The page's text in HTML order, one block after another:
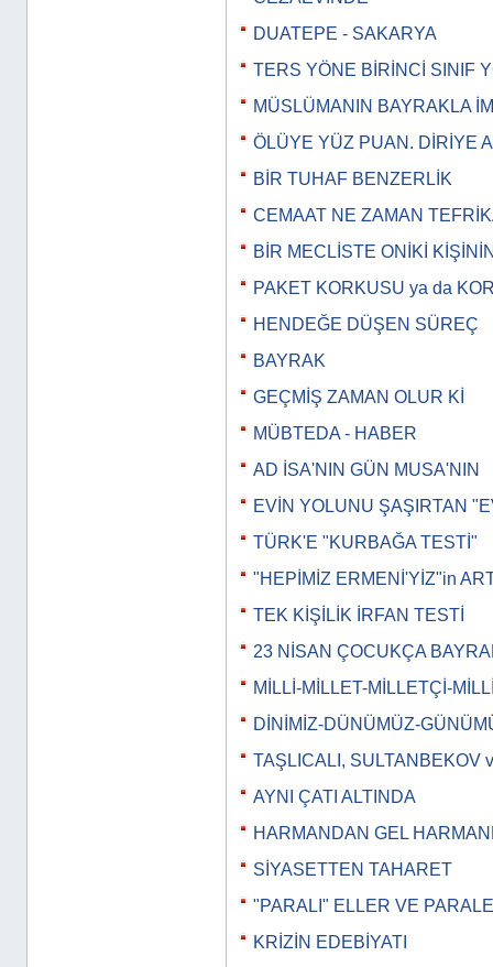
DUATEPE - SAKARYA
TERS YÖNE BİRİNCİ SINIF
MÜSLÜMANIN BAYRAKLA
ÖLÜYE YÜZ PUAN. DİRİYE
BİR TUHAF BENZERLİK
CEMAAT NE ZAMAN
BİR MECLİSTE ONİKİ
PAKET KORKUSU ya da
HENDEĞE DÜŞEN SÜREÇ
BAYRAK
GEÇMİŞ ZAMAN OLUR Kİ
MÜBTEDA - HABER
AD İSA'NIN GÜN MUSA'NIN
EVİN YOLUNU ŞAŞIRTAN
TÜRK'E "KURBAĞA TESTİ"
"HEPİMİZ ERMENİ'YİZ"in
TEK KİŞİLİK İRFAN TESTİ
23 NİSAN ÇOCUKÇA
MİLLİ-MİLLET-MİLLETÇİ-
DİNİMİZ-DÜNÜMÜZ-
TAŞLICALI, SULTANBEKOV
AYNI ÇATI ALTINDA
HARMANDAN GEL
SİYASETTEN TAHARET
"PARALI" ELLER VE
KRİZİN EDEBİYATI